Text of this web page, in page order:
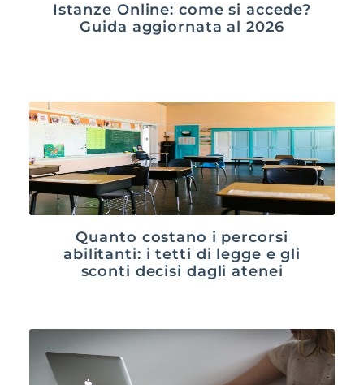
Istanze Online: come si accede?
Guida aggiornata al 2026
Quanto costano i percorsi
abilitanti: i tetti di legge e gli
sconti decisi dagli atenei